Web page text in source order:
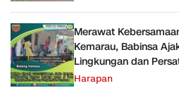
Merawat
Kemarau, Babinsa
Lingkungan dan
Harapan